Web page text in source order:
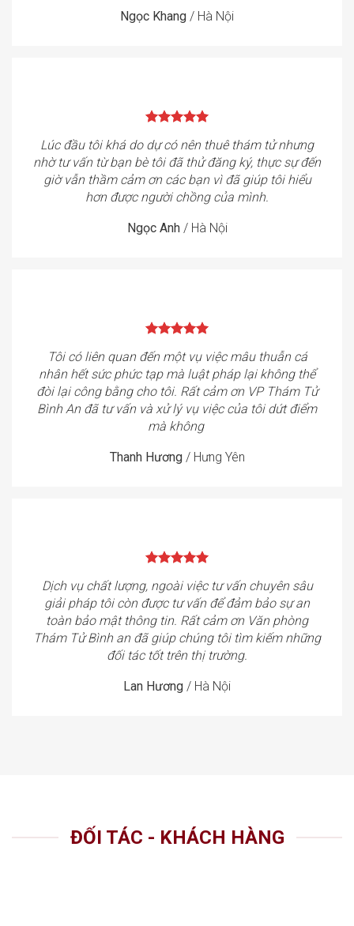
Ngọc Khang / Hà Nội
Lúc đầu tôi khá do dự có nên thuê thám tử nhưng
nhờ tư vấn từ bạn bè tôi đã thử đăng ký, thực sự đến
giờ vẫn thầm cảm ơn các bạn vì đã giúp tôi hiểu
hơn được người chồng của mình.
Ngọc Anh / Hà Nội
Tôi có liên quan đến một vụ việc mâu thuẫn cá
nhân hết sức phức tạp mà luật pháp lại không thể
đòi lại công bằng cho tôi. Rất cảm ơn VP Thám Tử
Bình An đã tư vấn và xử lý vụ việc của tôi dứt điểm
mà không
Thanh Hương / Hưng Yên
Dịch vụ chất lượng, ngoài việc tư vấn chuyên sâu
giải pháp tôi còn được tư vấn để đảm bảo sự an
toàn bảo mật thông tin. Rất cảm ơn Văn phòng
Thám Tử Bình an đã giúp chúng tôi tìm kiếm những
đối tác tốt trên thị trường.
Lan Hương / Hà Nội
ĐỐI TÁC - KHÁCH HÀNG